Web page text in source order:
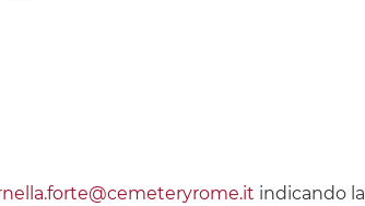
indicando la